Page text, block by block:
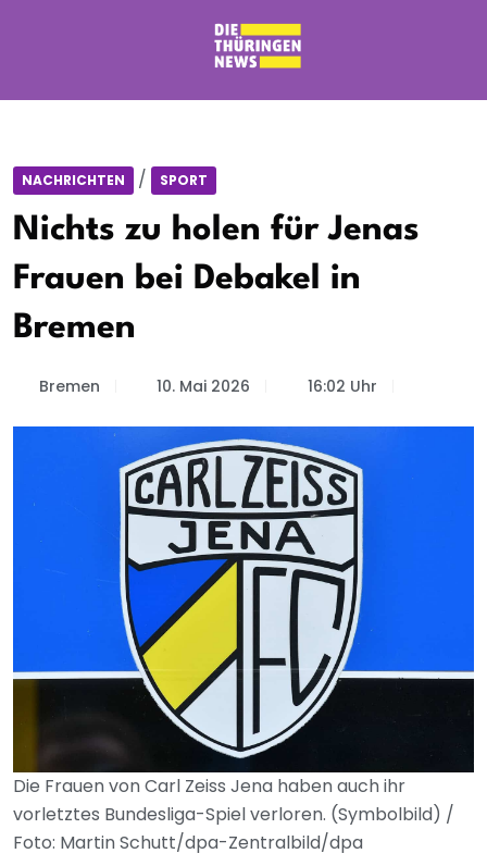
NACHRICHTEN / SPORT
Nichts zu holen für Jenas
Frauen bei Debakel in
Bremen
Bremen 10. Mai 2026 16:02 Uhr
Die Frauen von Carl Zeiss Jena haben auch ihr
vorletztes Bundesliga-Spiel verloren. (Symbolbild) /
Foto: Martin Schutt/dpa-Zentralbild/dpa